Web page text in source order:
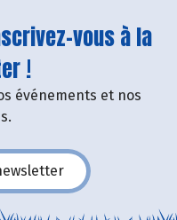
vous à la
!
événements et nos